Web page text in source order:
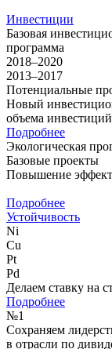
Инвестиции
Базовая
программа
2018–2020
2013–2017
Потенциальные
Новый
объема инвестиций
Подробнее
Экологическая
Базовые проекты
Повышение
Подробнее
Устойчивость
Ni
Cu
Pt
Pd
Делаем ставку на
Подробнее
№1
Сохраняем
в отрасли по